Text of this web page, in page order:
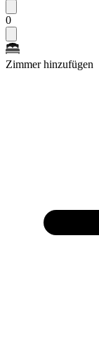
0
Zimmer hinzufügen